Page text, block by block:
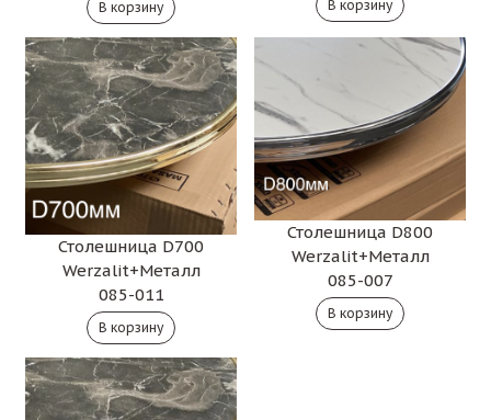
Столешница D700
Werzalit+Металл
085-011
Столешница D800
Werzalit+Металл
085-007